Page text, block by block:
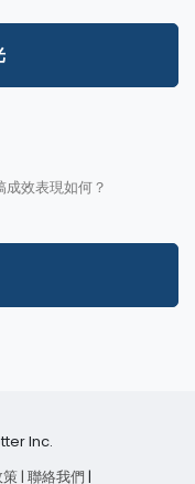
效表現如何？
Inc.
策 | 聯絡我們 |